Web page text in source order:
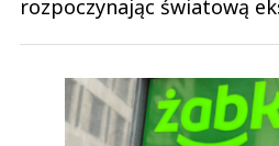
rozpoczynając światową